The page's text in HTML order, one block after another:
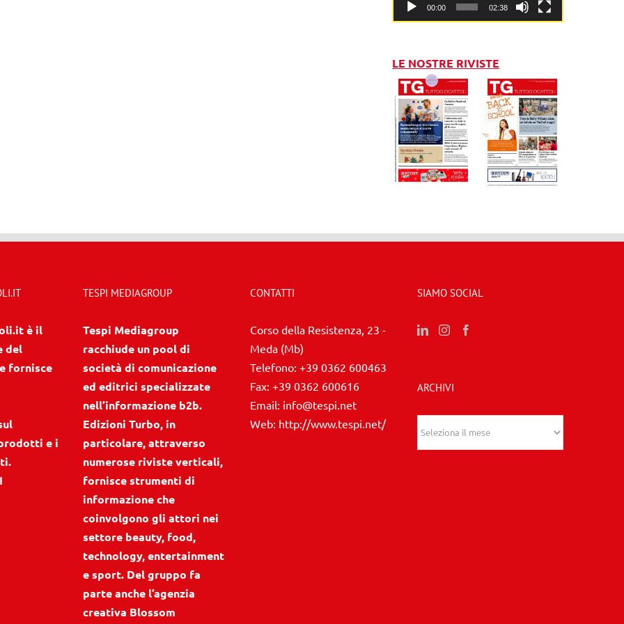
00:00 02:38
LE NOSTRE RIVISTE
è il
del
fornisce
e i
TESPI MEDIAGROUP
Tespi Mediagroup
racchiude un pool di
società di comunicazione
ed editrici specializzate
nell’informazione b2b.
Edizioni Turbo, in
particolare, attraverso
numerose riviste verticali,
fornisce strumenti di
informazione che
coinvolgono gli attori nei
settore beauty, food,
technology, entertainment
e sport. Del gruppo fa
parte anche l’agenzia
creativa Blossom
CONTATTI
Corso della Resistenza, 23 -
Meda (Mb)
Telefono: +39 0362 600463
Fax: +39 0362 600616
Email: info@tespi.net
Web: http://www.tespi.net/
SIAMO SOCIAL
ARCHIVI